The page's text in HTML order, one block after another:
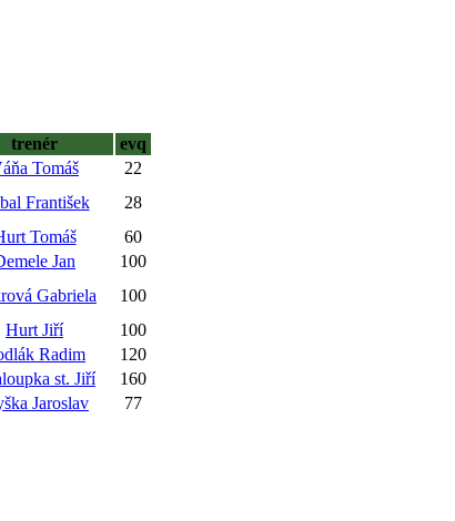
trenér
evq
Tomáš
22
František
28
Tomáš
60
Jan
100
Gabriela
100
Hurt Jiří
100
Radim
120
st. Jiří
160
Jaroslav
77